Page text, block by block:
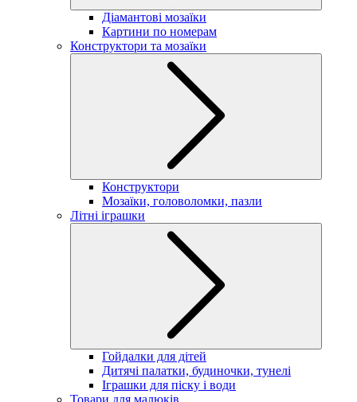
Діамантові мозаїки
Картини по номерам
Конструктори та мозаїки
Конструктори
Мозаїки, головоломки, пазли
Літні іграшки
Гойдалки для дітей
Дитячі палатки, будиночки, тунелі
Іграшки для піску і води
Товари для малюків